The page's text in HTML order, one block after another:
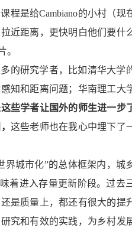
程是给Cambiano的小村（
近距离，更快明白他们要什
。
的研究学者，比如清华大学
知和距离问题；华南理工大
些学者让国外的师生进一步
这些老师也在我心中埋下了
界城市化”的总体框架内，城
着进入存量更新阶段。过去
是质量上，都还有很大的提
究和有效的实践，为乡村发